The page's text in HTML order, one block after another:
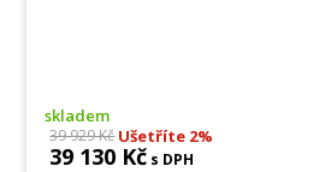
skladem
39 929 KčUšetříte 2%
39 130 Kč s DPH